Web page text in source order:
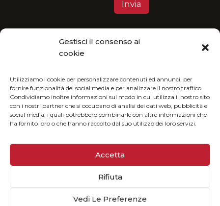
Gestisci il consenso ai
cookie
Utilizziamo i cookie per personalizzare contenuti ed annunci, per
fornire funzionalità dei social media e per analizzare il nostro traffico.
Condividiamo inoltre informazioni sul modo in cui utilizza il nostro sito
con i nostri partner che si occupano di analisi dei dati web, pubblicità e
social media, i quali potrebbero combinarle con altre informazioni che
ha fornito loro o che hanno raccolto dal suo utilizzo dei loro servizi.
Accetta
Rifiuta
Vedi Le Preferenze
friendly: fruisci del nostro catalogo in formato
digitale e riduci l’impatto ambientale.
© 2025 MGiTALY | P. Iva 02073160513